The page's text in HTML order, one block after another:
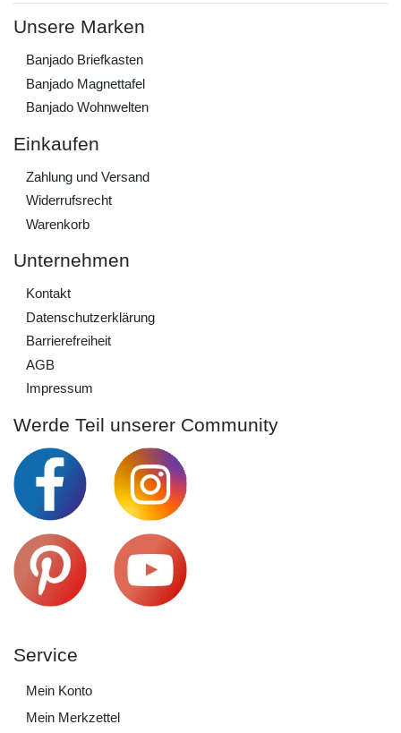
Unsere Marken
Banjado Briefkasten
Banjado Magnettafel
Banjado Wohnwelten
Einkaufen
Zahlung und Versand
Widerrufs­recht
Warenkorb
Unternehmen
Kontakt
Daten­schutz­erklärung
Barrierefreiheit
AGB
Impressum
Werde Teil unserer Community
Service
Mein Konto
Mein Merkzettel